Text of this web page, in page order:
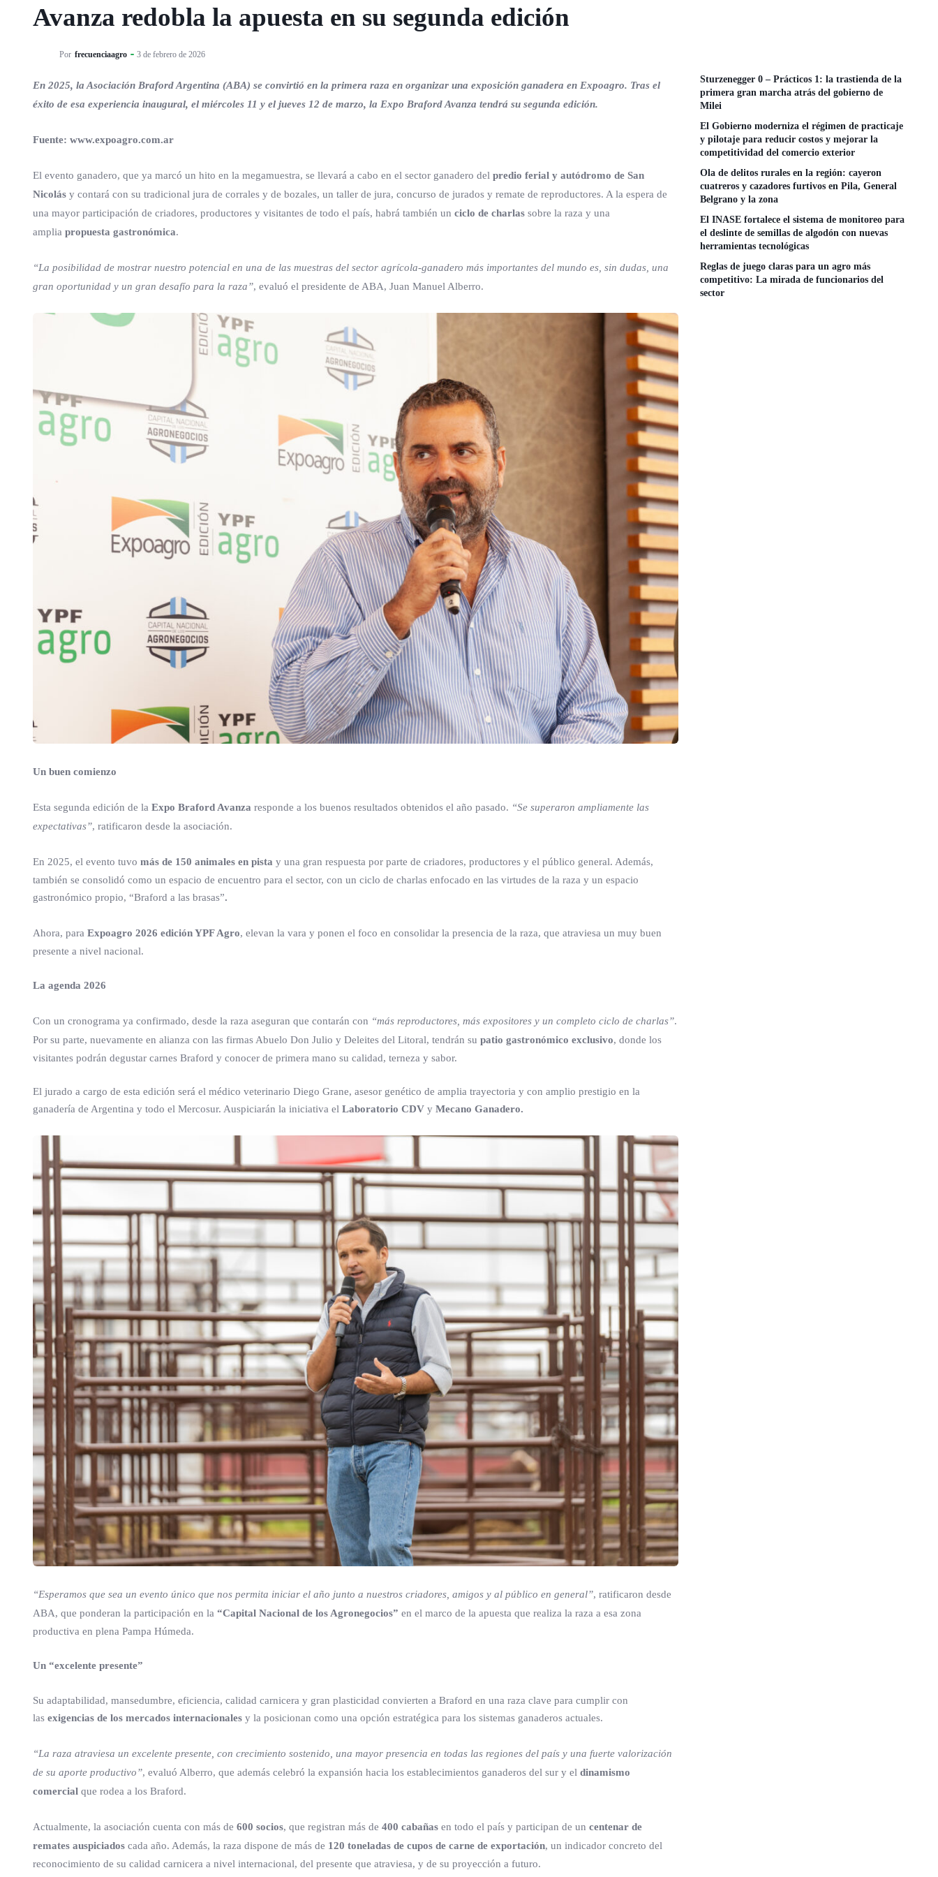
Avanza redobla la apuesta en su segunda edición
Por frecuenciaagro 3 de febrero de 2026
En 2025, la Asociación Braford Argentina (ABA) se convirtió en la primera raza en organizar una exposición ganadera en Expoagro. Tras el
éxito de esa experiencia inaugural, el miércoles 11 y el jueves 12 de marzo, la Expo Braford Avanza tendrá su segunda edición.
Fuente: www.expoagro.com.ar
El evento ganadero, que ya marcó un hito en la megamuestra, se llevará a cabo en el sector ganadero del predio ferial y autódromo de San
Nicolás y contará con su tradicional jura de corrales y de bozales, un taller de jura, concurso de jurados y remate de reproductores. A la espera de
una mayor participación de criadores, productores y visitantes de todo el país, habrá también un ciclo de charlas sobre la raza y una
amplia propuesta gastronómica.
“La posibilidad de mostrar nuestro potencial en una de las muestras del sector agrícola-ganadero más importantes del mundo es, sin dudas, una
gran oportunidad y un gran desafío para la raza”, evaluó el presidente de ABA, Juan Manuel Alberro.
Un buen comienzo
Esta segunda edición de la Expo Braford Avanza responde a los buenos resultados obtenidos el año pasado. “Se superaron ampliamente las
expectativas”, ratificaron desde la asociación.
En 2025, el evento tuvo más de 150 animales en pista y una gran respuesta por parte de criadores, productores y el público general. Además,
también se consolidó como un espacio de encuentro para el sector, con un ciclo de charlas enfocado en las virtudes de la raza y un espacio
gastronómico propio, “Braford a las brasas”.
Ahora, para Expoagro 2026 edición YPF Agro, elevan la vara y ponen el foco en consolidar la presencia de la raza, que atraviesa un muy buen
presente a nivel nacional.
La agenda 2026
Con un cronograma ya confirmado, desde la raza aseguran que contarán con “más reproductores, más expositores y un completo ciclo de charlas”.
Por su parte, nuevamente en alianza con las firmas Abuelo Don Julio y Deleites del Litoral, tendrán su patio gastronómico exclusivo, donde los
visitantes podrán degustar carnes Braford y conocer de primera mano su calidad, terneza y sabor.
El jurado a cargo de esta edición será el médico veterinario Diego Grane, asesor genético de amplia trayectoria y con amplio prestigio en la
ganadería de Argentina y todo el Mercosur. Auspiciarán la iniciativa el Laboratorio CDV y Mecano Ganadero.
“Esperamos que sea un evento único que nos permita iniciar el año junto a nuestros criadores, amigos y al público en general”, ratificaron desde
ABA, que ponderan la participación en la “Capital Nacional de los Agronegocios” en el marco de la apuesta que realiza la raza a esa zona
productiva en plena Pampa Húmeda.
Un “excelente presente”
Su adaptabilidad, mansedumbre, eficiencia, calidad carnicera y gran plasticidad convierten a Braford en una raza clave para cumplir con
las exigencias de los mercados internacionales y la posicionan como una opción estratégica para los sistemas ganaderos actuales.
“La raza atraviesa un excelente presente, con crecimiento sostenido, una mayor presencia en todas las regiones del país y una fuerte valorización
de su aporte productivo”, evaluó Alberro, que además celebró la expansión hacia los establecimientos ganaderos del sur y el dinamismo
comercial que rodea a los Braford.
Actualmente, la asociación cuenta con más de 600 socios, que registran más de 400 cabañas en todo el país y participan de un centenar de
remates auspiciados cada año. Además, la raza dispone de más de 120 toneladas de cupos de carne de exportación, un indicador concreto del
reconocimiento de su calidad carnicera a nivel internacional, del presente que atraviesa, y de su proyección a futuro.
Sturzenegger 0 – Prácticos 1: la trastienda de la
primera gran marcha atrás del gobierno de
Milei
El Gobierno moderniza el régimen de practicaje
y pilotaje para reducir costos y mejorar la
competitividad del comercio exterior
Ola de delitos rurales en la región: cayeron
cuatreros y cazadores furtivos en Pila, General
Belgrano y la zona
El INASE fortalece el sistema de monitoreo para
el deslinte de semillas de algodón con nuevas
herramientas tecnológicas
Reglas de juego claras para un agro más
competitivo: La mirada de funcionarios del
sector